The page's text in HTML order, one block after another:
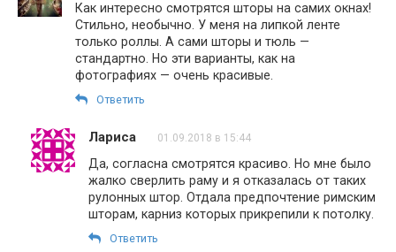
Как интересно смотрятся шторы на самих окнах!
Стильно, необычно. У меня на липкой ленте
только роллы. А сами шторы и тюль —
стандартно. Но эти варианты, как на
фотографиях — очень красивые.
Ответить
Лариса 01.09.2018 в 15:44
Да, согласна смотрятся красиво. Но мне было
жалко сверлить раму и я отказалась от таких
рулонных штор. Отдала предпочтение римским
шторам, карниз которых прикрепили к потолку.
Ответить